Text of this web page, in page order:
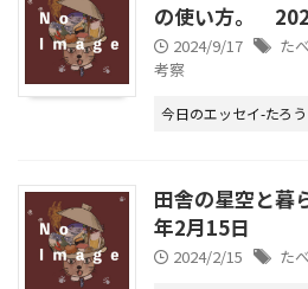
の使い方。
2024/9/17 た
考察
今日のエッセイ-たろう
田舎の星空と
年2月15日
2024/2/15 た